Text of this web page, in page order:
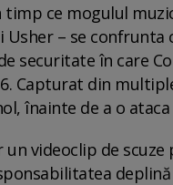
timp ce mogulul
Usher – se
securitate în care
Capturat din
înainte de a o
videoclip de